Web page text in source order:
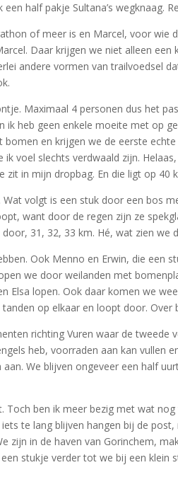
half pakje Sultana’s wegknaag.
of meer is en Marcel, voor wie
Daar krijgen we niet alleen
andere vormen van trailvoedsel
Maximaal 4 personen dus het
ik heb geen enkele moeite met op
en krijgen we de eerste
voel slechts verdwaald zijn.
in mijn dropbag. En die ligt op 40
volgt is een stuk door een bos
want door de regen zijn ze
31, 32, 33 km. Hé, wat zien we
Ook Menno en Erwin, die een
we door weilanden met
lopen. Ook daar komen we
op elkaar en loopt door. Over
richting Vuren waar de tweede
heb, voorraden aan kan vullen
We blijven ongeveer een half
ben ik meer bezig met wat
te lang blijven hangen bij de
zijn in de haven van Gorinchem,
stukje verder tot we bij een